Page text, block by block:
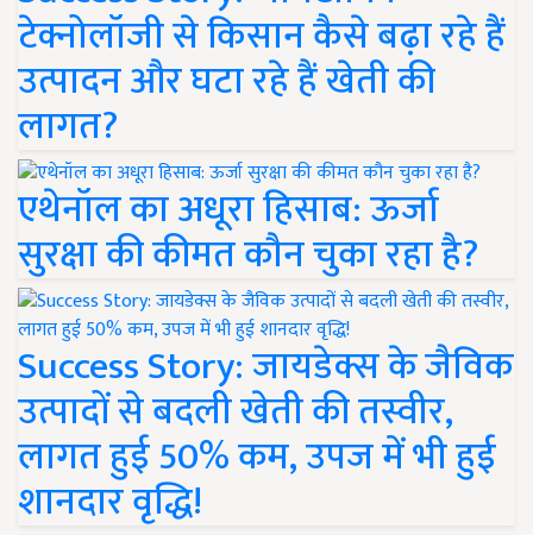
टेक्नोलॉजी से किसान कैसे बढ़ा रहे हैं
उत्पादन और घटा रहे हैं खेती की
लागत?
एथेनॉल का अधूरा हिसाब: ऊर्जा
सुरक्षा की कीमत कौन चुका रहा है?
Success Story: जायडेक्स के जैविक
उत्पादों से बदली खेती की तस्वीर,
लागत हुई 50% कम, उपज में भी हुई
शानदार वृद्धि!